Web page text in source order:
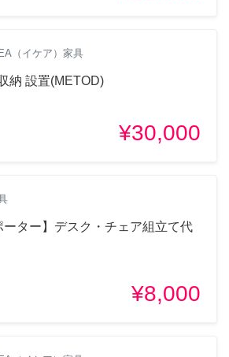
（イケア）家具
納 設置(METOD)
¥30,000
ーター】デスク・チェア組立て代
¥8,000